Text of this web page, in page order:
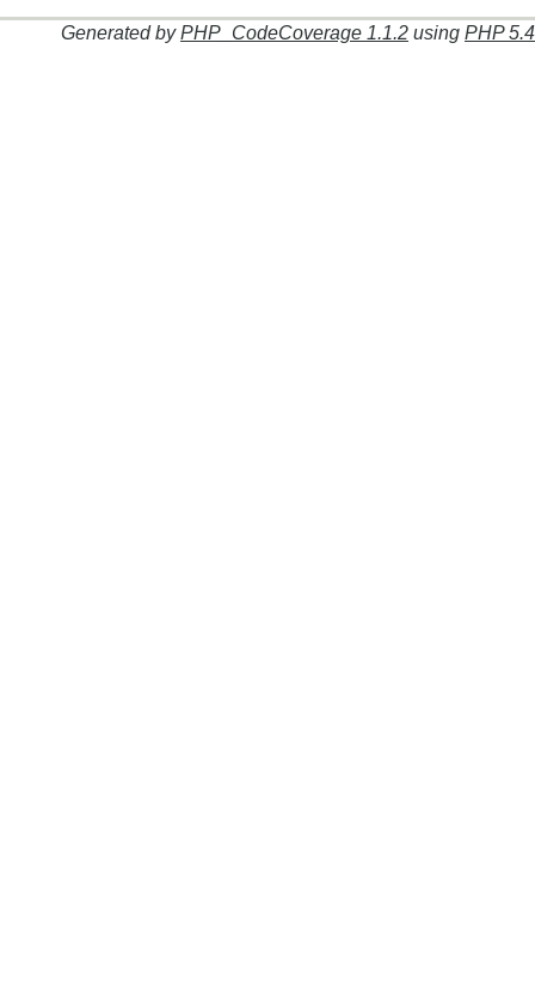
Generated byPHP_CodeCoverage 1.1.2 using PHP